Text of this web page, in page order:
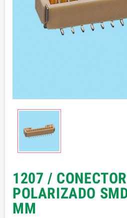
1207 /
POLARIZADO
MM